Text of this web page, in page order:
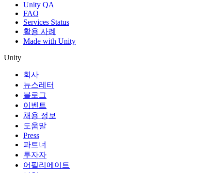
Unity QA
FAQ
Services Status
활용 사례
Made with Unity
Unity
회사
뉴스레터
블로그
이벤트
채용 정보
도움말
Press
파트너
투자자
어필리에이트